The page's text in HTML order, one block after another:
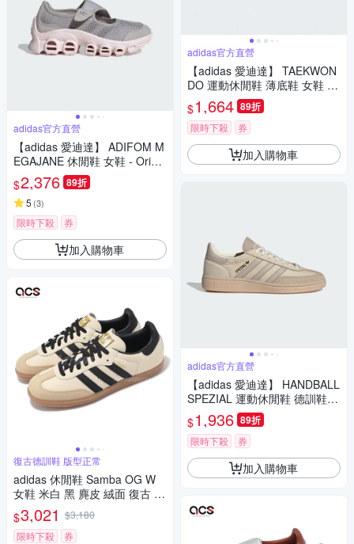
adidas官方直營
【adidas 愛迪達】 ADIFOM M
EGAJANE 休閒鞋 女鞋 - Origin
als JP8116
$2,376 89折
5 (3)
限時下殺 券
加入購物車
復古德訓鞋 版型正常
adidas 休閒鞋 Samba OG W
女鞋 米白 黑 麂皮 絨面 復古 德
訓鞋 愛迪達 ID0478
$3,021 $3,180
限時下殺
券
adidas官方直營
【adidas 愛迪達】 TAEKWON
DO 運動休閒鞋 薄底鞋 女鞋 -
Originals JS0306
$1,664 89折
限時下殺 券
加入購物車
adidas官方直營
【adidas 愛迪達】 HANDBALL
SPEZIAL 運動休閒鞋 德訓鞋
女鞋 - Originals IE3699
$1,936 89折
限時下殺 券
加入購物車